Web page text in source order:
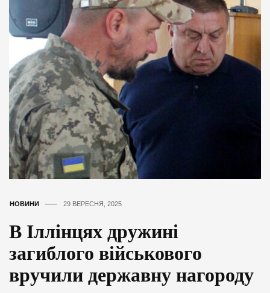
НОВИНИ 29 ВЕРЕСНЯ, 2025
В Іллінцях дружині
загиблого військового
вручили державну нагороду